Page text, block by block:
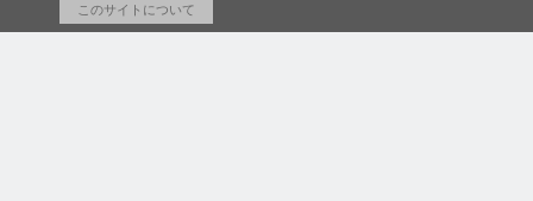
このサイトについて